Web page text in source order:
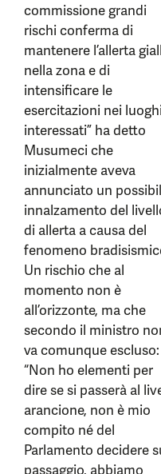
commissione grandi
rischi conferma di
mantenere l’allerta
nella zona e di
intensificare le
esercitazioni nei
interessati” ha detto
Musumeci che
inizialmente aveva
annunciato un
innalzamento del
di allerta a causa del
fenomeno
Un rischio che al
momento non è
all’orizzonte, ma che
secondo il ministro
va comunque escluso:
“Non ho elementi per
dire se si passerà al
arancione, non è mio
compito né del
Parlamento decidere
passaggio, abbiamo